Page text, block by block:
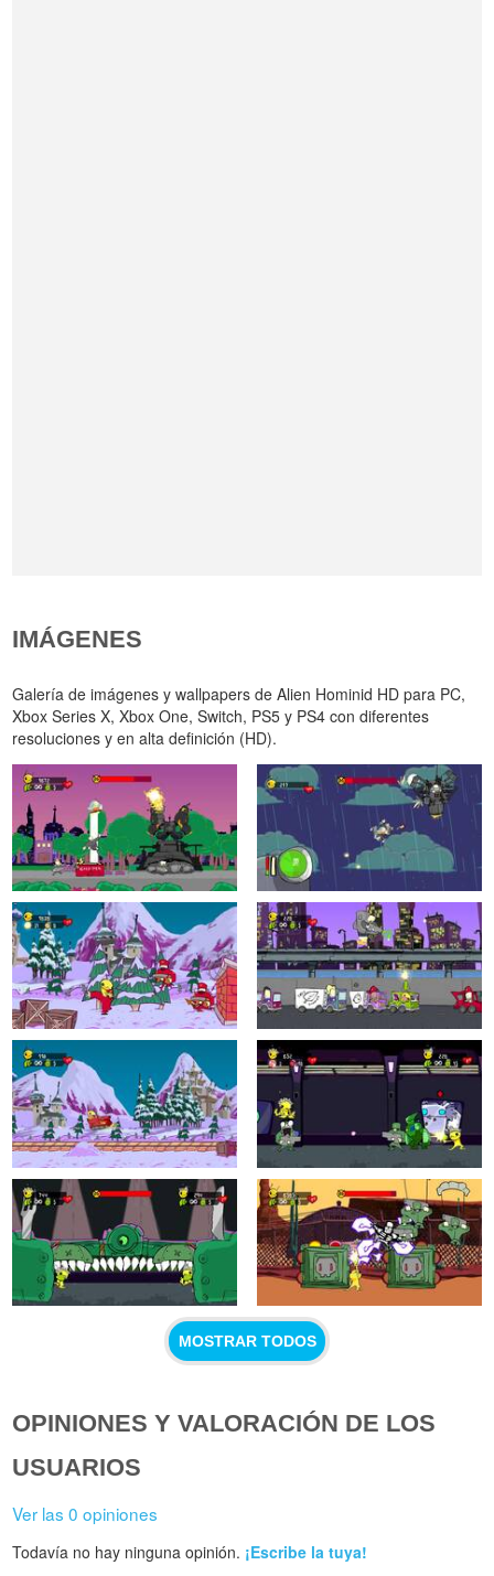
IMÁGENES
Galería de imágenes y wallpapers de Alien Hominid HD para PC,
Xbox Series X, Xbox One, Switch, PS5 y PS4 con diferentes
resoluciones y en alta definición (HD).
MOSTRAR TODOS
OPINIONES Y VALORACIÓN DE LOS
USUARIOS
Ver las 0 opiniones
Todavía no hay ninguna opinión. ¡Escribe la tuya!